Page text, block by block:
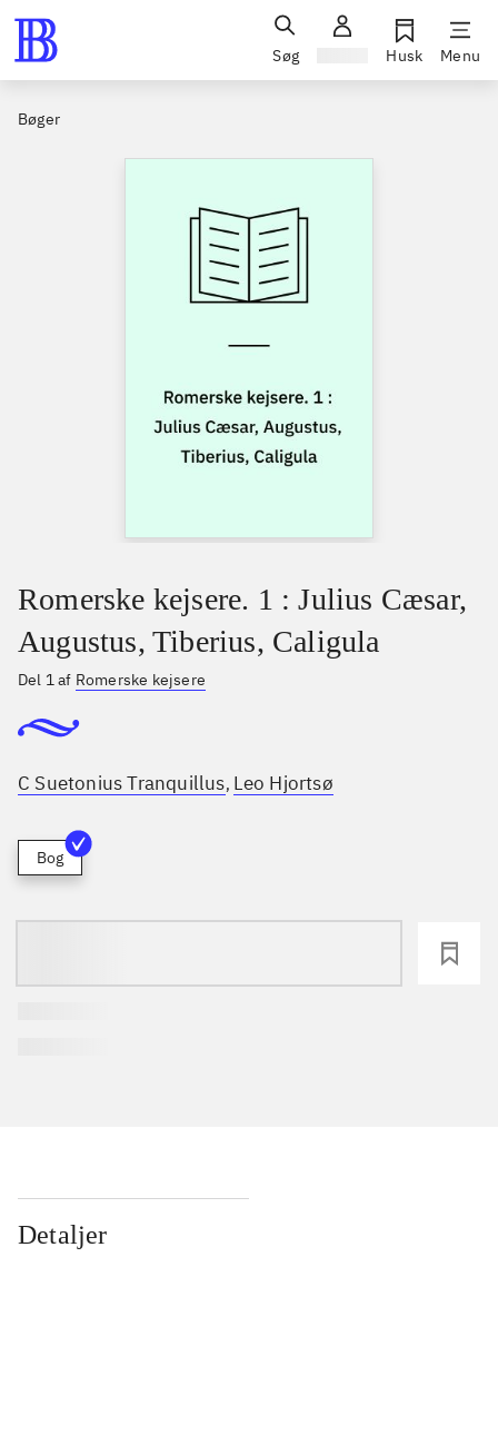
Søg Husk Menu
Bøger
Romerske kejsere. 1 : Julius Cæsar,
Augustus, Tiberius, Caligula
Del 1 af Romerske kejsere
C Suetonius Tranquillus, Leo Hjortsø
Bog
Detaljer